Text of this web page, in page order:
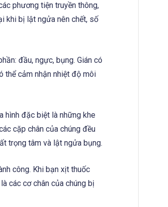
phương tiện truyền thông,
khi bị lật ngửa nên chết, số
đầu, ngực, bụng. Gián có
thể cảm nhận nhiệt độ môi
hình đặc biệt là những khe
cặp chân của chúng đều
trọng tâm và lật ngửa bụng.
công. Khi bạn xịt thuốc
các cơ chân của chúng bị